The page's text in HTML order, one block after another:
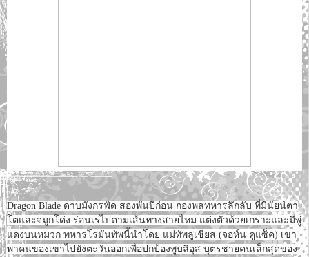
Dragon Blade ดาบมังกรฟัด สองพันปีก่อน กองพลทหารลึกลับ ที่มีนัยน์ตา
โตและจมูกโด่ง ร่อนเร่ไปตามเส้นทางสายไหม แต่งตัวด้วยเกราะและมีพู่
แดงบนหมวก ทหารโรมันทัพนี้นำโดย แม่ทัพลูเชียส (จอห์น คูแซ็ค) เขา
พาคนของเขาไปยังตะวันออกเพื่อปกป้องพูบลิอุส บุตรชายคนเล็กสุดของ